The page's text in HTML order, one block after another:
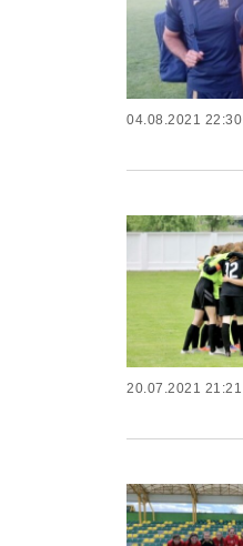
04.08.2021 22:30
20.07.2021 21:21